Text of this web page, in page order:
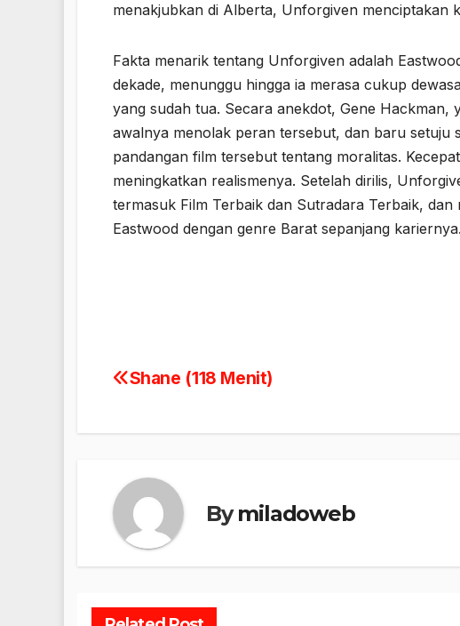
menakjubkan di Alberta, Unforgiven menciptakan
Fakta menarik tentang Unforgiven adalah
dekade, menunggu hingga ia merasa cukup
yang sudah tua. Secara anekdot, Gene Hackman,
awalnya menolak peran tersebut, dan baru setuju
pandangan film tersebut tentang moralitas.
meningkatkan realismenya. Setelah dirilis,
termasuk Film Terbaik dan Sutradara Terbaik,
Eastwood dengan genre Barat sepanjang kariernya.
Navigasi
Shane (118 Menit)
Bymiladoweb